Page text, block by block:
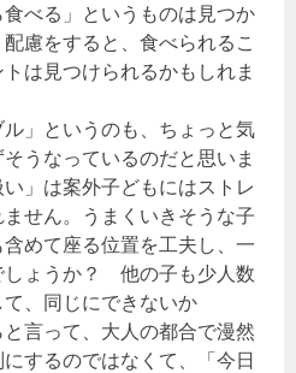
べる」というものは見つか
慮をすると、食べられるこ
は見つけられるかもしれま
ル」というのも、ちょっと気
うなっているのだと思いま
」は案外子どもにはストレ
せん。うまくいきそうな子
めて座る位置を工夫し、一
しょうか？ 他の子も少人数
、同じにできないか
言って、大人の都合で漫然
するのではなくて、「今日